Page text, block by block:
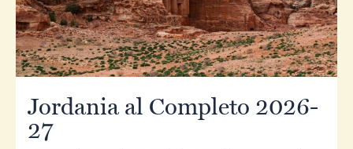
Jordania al Completo 2026-
27